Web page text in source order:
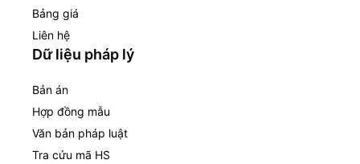
Bảng giá
Liên hệ
Dữ liệu pháp lý
Bản án
Hợp đồng mẫu
Văn bản pháp luật
Tra cứu mã HS